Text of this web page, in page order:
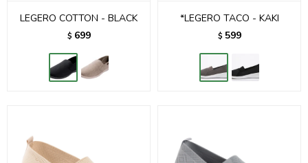
LEGERO COTTON - BLACK
$ 699
*LEGERO TACO - KAKI
$ 599